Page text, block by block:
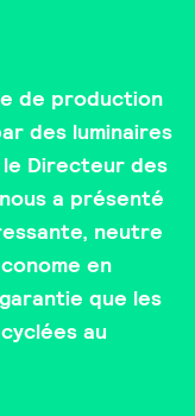
de production
des luminaires
Directeur des
a présenté
neutre
en
que les
au